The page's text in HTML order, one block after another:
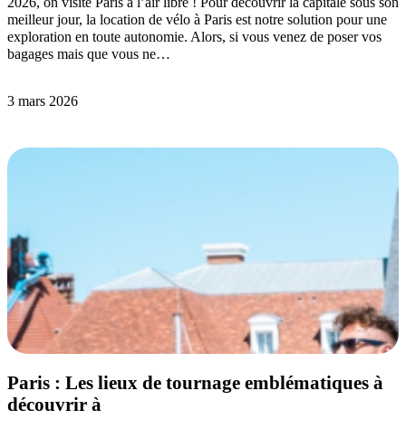
meilleur jour, la location de vélo à Paris est notre solution pour une
exploration en toute autonomie. Alors, si vous venez de poser vos
bagages mais que vous ne…
3 mars 2026
Paris : Les lieux de tournage emblématiques à
découvrir à